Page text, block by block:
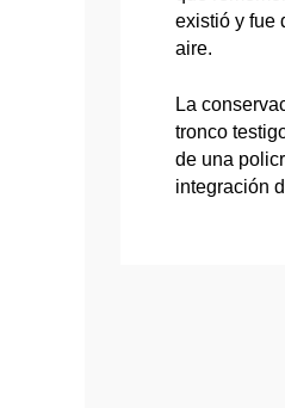
existió y fue
aire.
La
tronco
de una
integración